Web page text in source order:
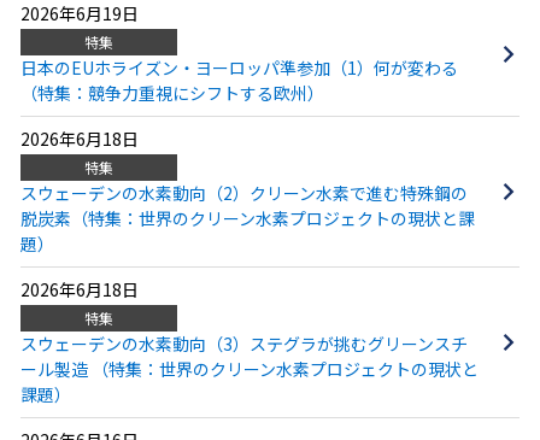
2026年6月19日
特集
日本のEUホライズン・ヨーロッパ準参加（1）何が変わる
（特集：競争力重視にシフトする欧州）
2026年6月18日
特集
スウェーデンの水素動向（2）クリーン水素で進む特殊鋼の
脱炭素（特集：世界のクリーン水素プロジェクトの現状と課
題）
2026年6月18日
特集
スウェーデンの水素動向（3）ステグラが挑むグリーンスチ
ール製造 （特集：世界のクリーン水素プロジェクトの現状と
課題）